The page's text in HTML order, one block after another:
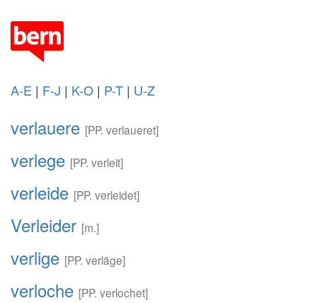
A-E | F-J | K-O | P-T | U-Z
verlauere [PP. verlaueret]
verlege [PP. verleit]
verleide [PP. verleidet]
Verleider [m.]
verlige [PP. verläge]
verloche [PP. verlochet]